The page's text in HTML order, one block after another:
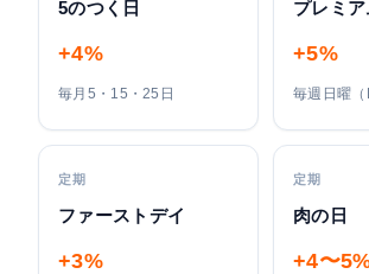
5のつく日
+4%
毎月5・15・25日
プレミア
+5%
毎週日曜（
定期
ファーストデイ
+3%
定期
肉の日
+4〜